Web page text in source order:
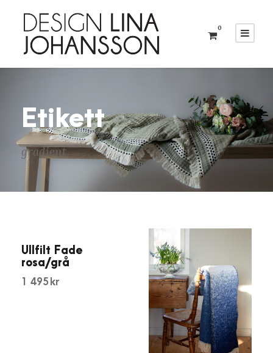
0
Etikett
gradient
Ullfilt Fade
rosa/grå
1 495 kr